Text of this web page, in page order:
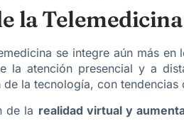
la Telemedicina
se integre aún más
la atención presencial y a
la tecnología, con tendencias
de la realidad virtual y